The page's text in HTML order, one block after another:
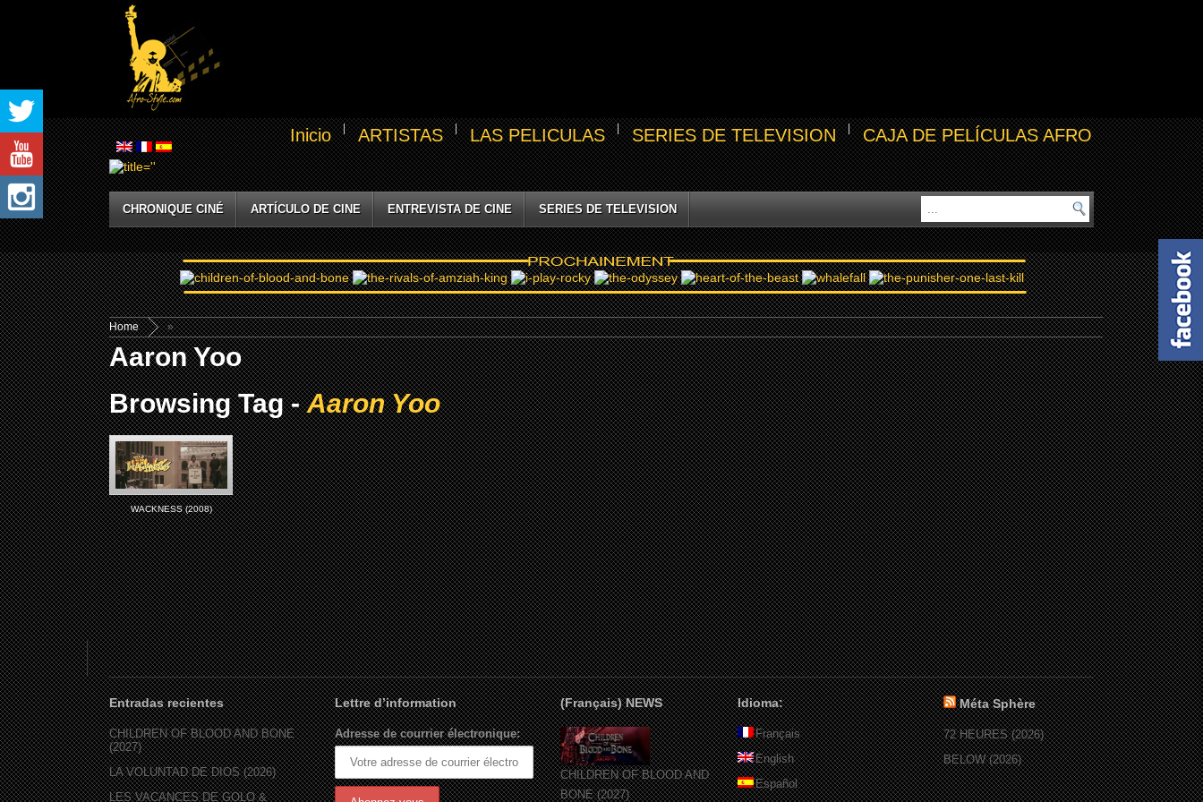
Inicio ARTISTAS LAS PELICULAS SERIES DE TELEVISION CAJA DE PELÍCULAS AFRO
CHRONIQUE CINÉ ARTÍCULO DE CINE ENTREVISTA DE CINE SERIES DE TELEVISION
Home »
Aaron Yoo
Browsing Tag -Aaron Yoo
WACKNESS (2008)
Entradas recientes
CHILDREN OF BLOOD AND BONE
(2027)
LA VOLUNTAD DE DIOS (2026)
LES VACANCES DE GOLO &
Lettre d’information
Adresse de courrier électronique:
(Français) NEWS
CHILDREN OF BLOOD AND
BONE (2027)
Idioma:
Français
English
Español
Méta Sphère
72 HEURES (2026)
BELOW (2026)